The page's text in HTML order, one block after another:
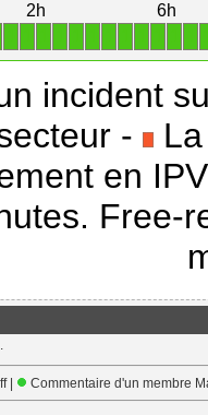
2h
6h
incident
- La
en
Free-
| Commentaire d'un membre